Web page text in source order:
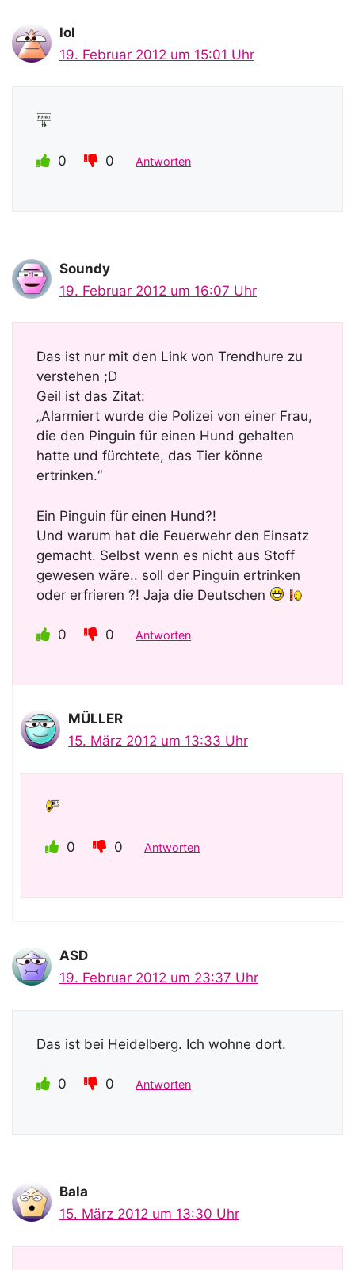
lol
19. Februar 2012 um 15:01 Uhr
0 0 Antworten
Soundy
19. Februar 2012 um 16:07 Uhr
Das ist nur mit den Link von Trendhure zu
verstehen ;D
Geil ist das Zitat:
„Alarmiert wurde die Polizei von einer Frau,
die den Pinguin für einen Hund gehalten
hatte und fürchtete, das Tier könne
ertrinken.“
Ein Pinguin für einen Hund?!
Und warum hat die Feuerwehr den Einsatz
gemacht. Selbst wenn es nicht aus Stoff
gewesen wäre.. soll der Pinguin ertrinken
oder erfrieren ?! Jaja die Deutschen
0 0 Antworten
MÜLLER
15. März 2012 um 13:33 Uhr
0 0 Antworten
ASD
19. Februar 2012 um 23:37 Uhr
Das ist bei Heidelberg. Ich wohne dort.
0 0 Antworten
Bala
15. März 2012 um 13:30 Uhr